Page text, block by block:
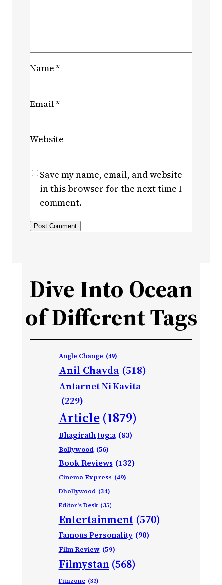
Name *
Email*
Website
Save my name, email, and website
in this browser for the next time I
comment.
Dive Into Ocean
of Different Tags
Angle Change (49)
Anil Chavda (518)
Antarnet Ni Kavita
(229)
Article (1879)
Bhagirath Jogia (83)
Bollywood (56)
Book Reviews (132)
Cinema Express (49)
Dhollywood (34)
Editor's Desk (35)
Entertainment (570)
Famous Personality (90)
Film Review (59)
Filmystan (568)
Funzone (32)